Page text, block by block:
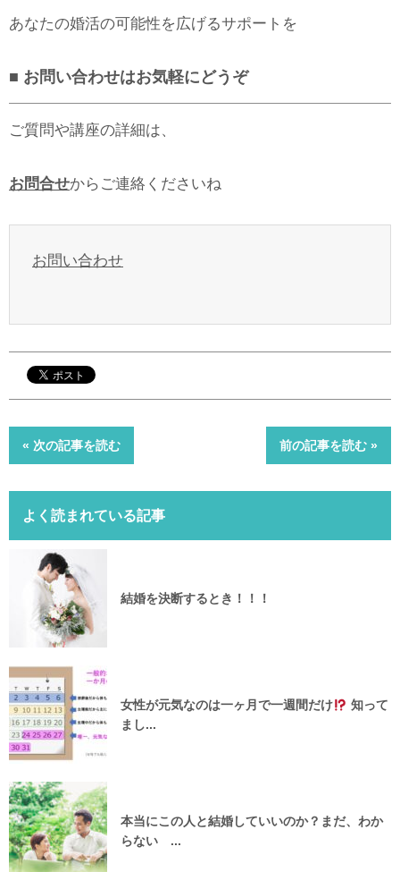
あなたの婚活の可能性を広げるサポートを
■ お問い合わせはお気軽にどうぞ
ご質問や講座の詳細は、
お問合せからご連絡くださいね
お問い合わせ
« 次の記事を読む 前の記事を読む »
よく読まれている記事
結婚を決断するとき！！！
女性が元気なのは一ヶ月で一週間だけ
知って
まし...
本当にこの人と結婚していいのか？まだ、わか
らない ...